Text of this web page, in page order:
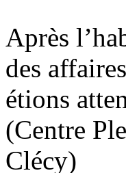
Après
des
étions
(Centre
Clécy)